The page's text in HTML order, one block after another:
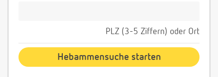
PLZ (3-5 Ziffern) oder Ort